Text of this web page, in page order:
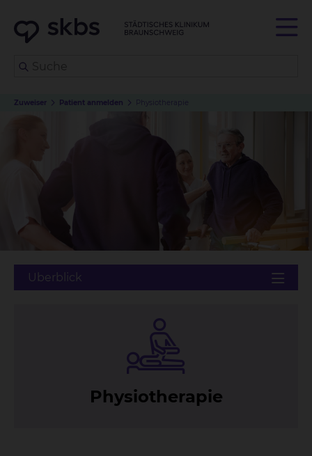
Zuweiser Patient anmelden Physiotherapie
Phy­sio­the­ra­pie